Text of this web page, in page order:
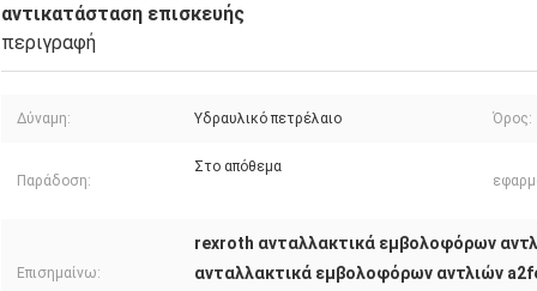
αντικατάσταση επισκευής
περιγραφή
Δύναμη: Υδραυλικό πετρέλαιο Όρος:
Παράδοση:
Στο απόθεμα
Επισημαίνω:
rexroth ανταλλακτικά εμβολοφόρων
ανταλλακτικά εμβολοφόρων αντλιών